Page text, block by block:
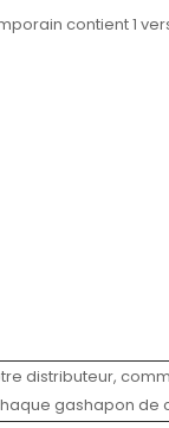
contient 1
distributeur,
gashapon de